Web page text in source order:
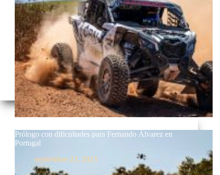
Prólogo con dificultades para Fernando Álvarez en
Portugal
septiembre 23, 2023